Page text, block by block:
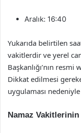
Aralık: 16:40
Yukarıda belirtilen
vakitlerdir ve yerel
Başkanlığı’nın
Dikkat edilmesi
uygulaması
Namaz